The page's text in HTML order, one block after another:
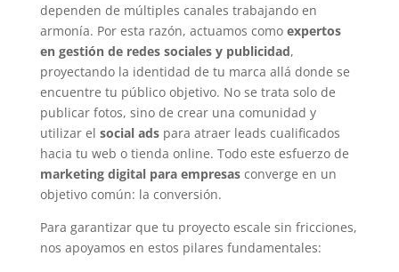
dependen de múltiples canales trabajando en
armonía. Por esta razón, actuamos como expertos
en gestión de redes sociales y publicidad,
proyectando la identidad de tu marca allá donde se
encuentre tu público objetivo. No se trata solo de
publicar fotos, sino de crear una comunidad y
utilizar el social adspara atraer leads cualificados
hacia tu web o tienda online. Todo este esfuerzo de
marketing digital para empresasconverge en un
objetivo común: la conversión.
Para garantizar que tu proyecto escale sin fricciones,
nos apoyamos en estos pilares fundamentales: